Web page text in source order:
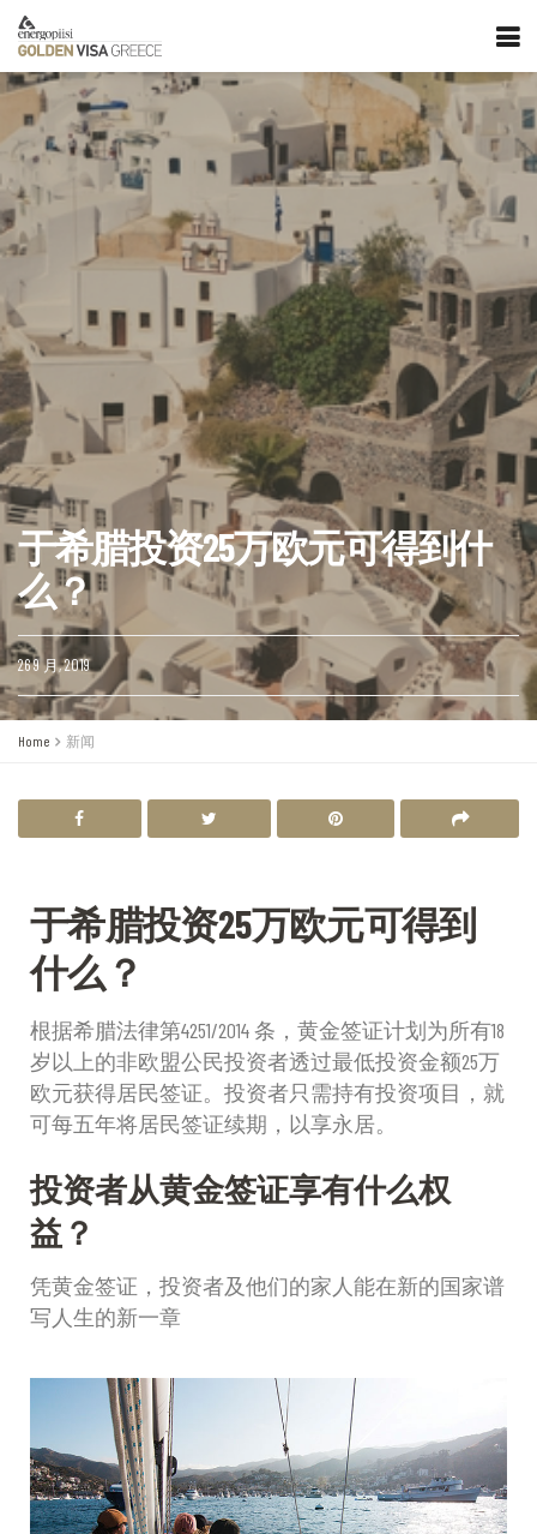
于希腊投资25万欧元可得到什
么？
26 9 月, 2019
Home 新闻
于希腊投资25万欧元可得到
什么？
根据希腊法律第4251/2014 条，黄金签证计划为所有18
岁以上的非欧盟公民投资者透过最低投资金额25万
欧元获得居民签证。投资者只需持有投资项目，就
可每五年将居民签证续期，以享永居。
投资者从黄金签证享有什么权
益？
凭黄金签证，投资者及他们的家人能在新的国家谱
写人生的新一章